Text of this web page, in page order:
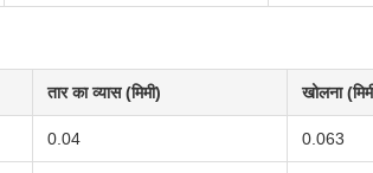
तार का व्यास (मिमी) खोलना
0.04 0.063